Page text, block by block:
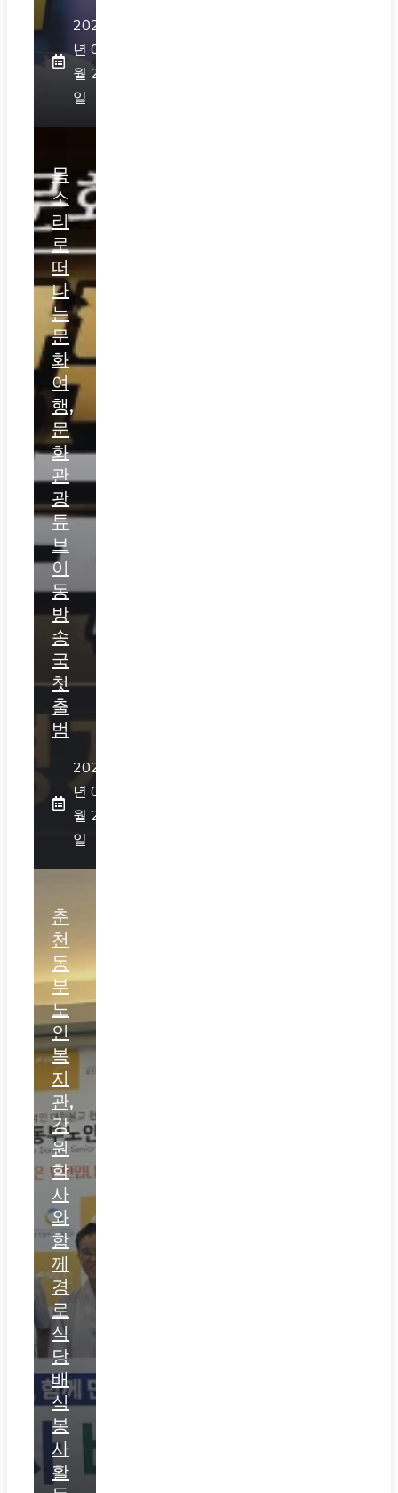
2026
년 07
월 28
일
목
소
리
로
떠
나
는
문
화
여
행,
문
화
관
광
튜
브
이
동
방
송
국
첫
출
범
2026
년 07
월 25
일
춘
천
동
부
노
인
복
지
관,
강
원
학
사
와
함
께
경
로
식
당
배
식
봉
사
활